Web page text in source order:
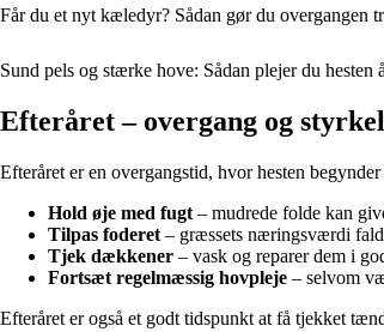
Får du et nyt kæledyr? Sådan gør du overgangen
Sund pels og stærke hove: Sådan plejer du hesten
Efteråret – overgang og
Efteråret er en overgangstid, hvor hesten
Hold øje med fugt – mudrede folde kan
Tilpas foderet – græssets næringsværdi
Tjek dækkener – vask og reparer dem i
Fortsæt regelmæssig hovpleje – selvom
Efteråret er også et godt tidspunkt at få tjekket